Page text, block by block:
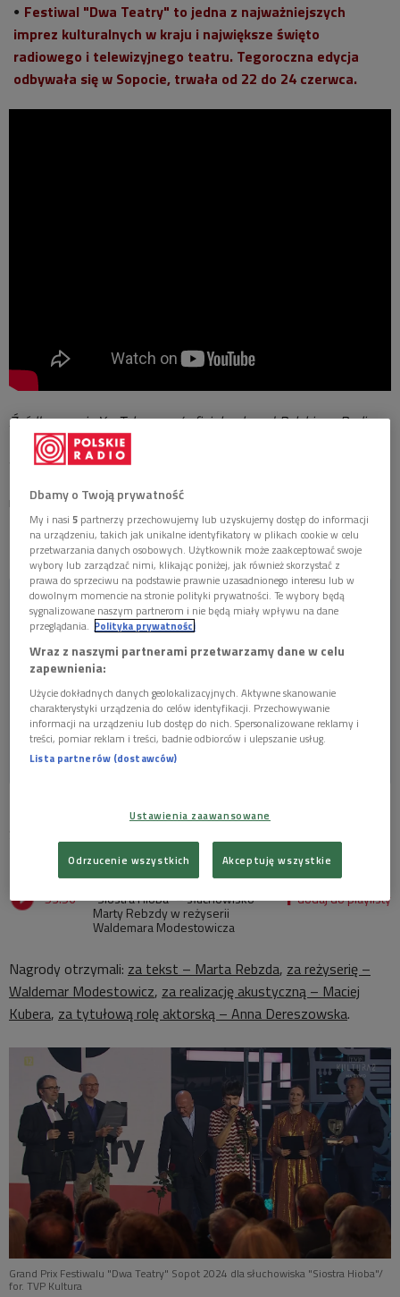
Festiwal "Dwa Teatry" to jedna z najważniejszych
imprez kulturalnych w kraju i największe święto
radiowego i telewizyjnego teatru. Tegoroczna edycja
odbywała się w Sopocie, trwała od 22 do 24 czerwca.
Źródło: serwis YouTube.com / oficjalny kanał Polskiego Radia
Jury, w składzie Anna Wieczur, Dorota Landowska, Malina
najlepsze słuchowiska.
Słuchowisko "Siostra Hioba" zdobywcą Grand Prix
🎭Słuchowisko "Siostra Hioba" Marty Rebzdy w
reżyserii Waldemara Modestowicza zdobyło Grand Prix
XXIII Festiwalu #DwaTeatry🏆
🗨"Największe artystyczne przeżycie dla mnie to
właśnie "Siostra Hioba". 🔊POSŁUCHAJ Waldemara
Modestowicza👇pic.twitter.com/FPqrfXwQJz
— Polskie Radio (@polskieradiopl)
Ta najważniejsza nagroda, Grand Prix Festiwalu "Dwa Teatry"
53:56 "Siostra Hioba" – słuchowisko
Marty Rebzdy w reżyserii
Waldemara Modestowicza
Nagrody otrzymali: za tekst – Marta Rebzda, za reżyserię –
Waldemar Modestowicz, za realizację akustyczną – Maciej
Kubera, za tytułową rolę aktorską – Anna Dereszowska.
Grand Prix Festiwalu "Dwa Teatry" Sopot 2024 dla słuchowiska "Siostra Hioba"/
for. TVP Kultura
Dbamy o Twoją prywatność
My i nasi5 partnerzy przechowujemy lub uzyskujemy dostęp do informacji
na urządzeniu, takich jak unikalne identyfikatory w plikach cookie w celu
przetwarzania danych osobowych. Użytkownik może zaakceptować swoje
wybory lub zarządzać nimi, klikając poniżej, jak również skorzystać z
prawa do sprzeciwu na podstawie prawnie uzasadnionego interesu lub w
dowolnym momencie na stronie polityki prywatności. Te wybory będą
sygnalizowane naszym partnerom i nie będą miały wpływu na dane
przeglądania. Polityka prywatności
Wraz z naszymi partnerami przetwarzamy dane w celu
zapewnienia:
Użycie dokładnych danych geolokalizacyjnych. Aktywne skanowanie
charakterystyki urządzenia do celów identyfikacji. Przechowywanie
informacji na urządzeniu lub dostęp do nich. Spersonalizowane reklamy i
treści, pomiar reklam i treści, badnie odbiorców i ulepszanie usług.
Lista partnerów (dostawców)
Ustawienia zaawansowane
Odrzucenie wszystkich Akceptuję wszystkie